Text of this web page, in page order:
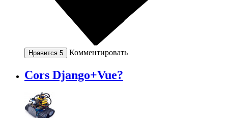
Нравится 5 Комментировать
Cors Django+Vue?